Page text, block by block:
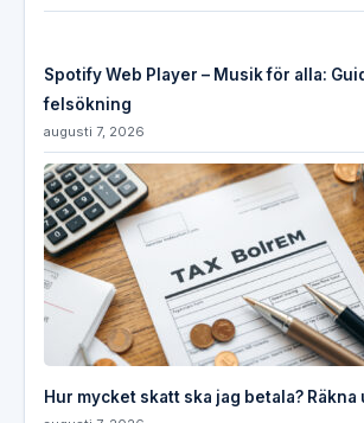
Spotify Web Player – Musik för alla:
felsökning
augusti 7, 2026
Hur mycket skatt ska jag betala?